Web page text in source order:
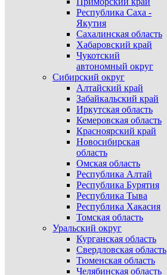
Республика Саха -
Якутия
Сахалинская область
Хабаровский край
Чукотский
автономный округ
Сибирский округ
Алтайский край
Забайкальский край
Иркутская область
Кемеровская область
Красноярский край
Новосибирская
область
Омская область
Республика Алтай
Республика Бурятия
Республика Тыва
Республика Хакасия
Томская область
Уральский округ
Курганская область
Свердловская область
Тюменская область
Челябинская область